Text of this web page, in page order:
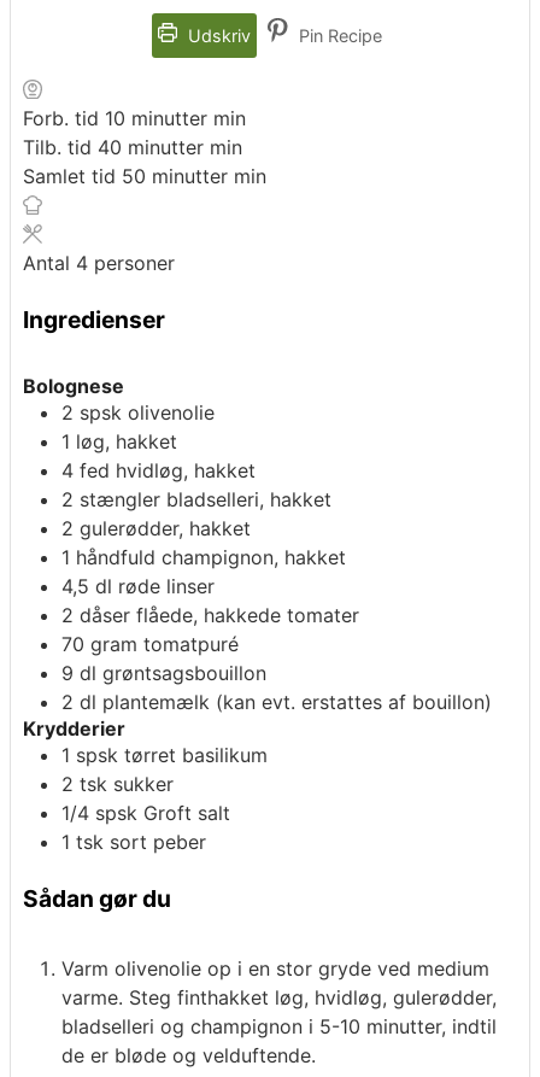
Udskriv Pin Recipe
Forb. tid 10 minutter min
Tilb. tid 40 minutter min
Samlet tid 50 minutter min
Antal 4 personer
Ingredienser
Bolognese
2 spsk olivenolie
1 løg, hakket
4 fed hvidløg, hakket
2 stængler bladselleri, hakket
2 gulerødder, hakket
1 håndfuld champignon, hakket
4,5 dl røde linser
2 dåser flåede, hakkede tomater
70 gram tomatpuré
9 dl grøntsagsbouillon
2 dl plantemælk (kan evt. erstattes af bouillon)
Krydderier
1 spsk tørret basilikum
2 tsk sukker
1/4 spsk Groft salt
1 tsk sort peber
Sådan gør du
Varm olivenolie op i en stor gryde ved medium
varme. Steg finthakket løg, hvidløg, gulerødder,
bladselleri og champignon i 5-10 minutter, indtil
de er bløde og velduftende.